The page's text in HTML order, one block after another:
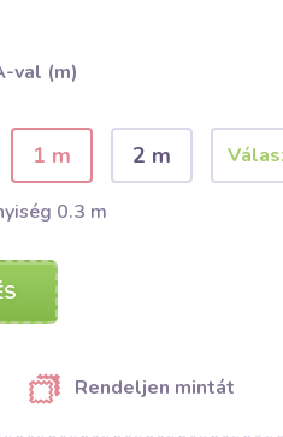
val (m)
1 m 2 m
0.3 m
Rendeljen mintát